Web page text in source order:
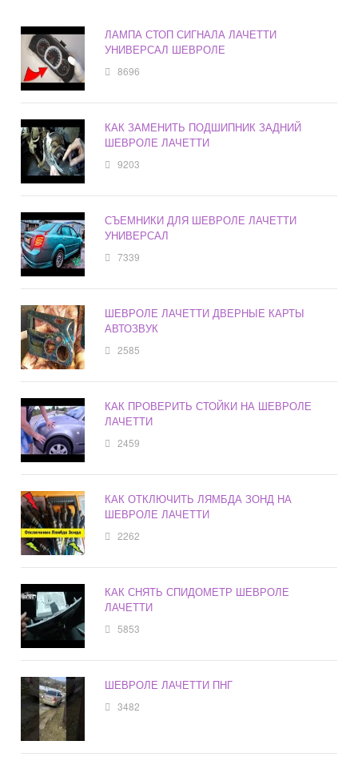
ЛАМПА СТОП СИГНАЛА ЛАЧЕТТИ
УНИВЕРСАЛ ШЕВРОЛЕ
8696
КАК ЗАМЕНИТЬ ПОДШИПНИК ЗАДНИЙ
ШЕВРОЛЕ ЛАЧЕТТИ
9203
СЪЕМНИКИ ДЛЯ ШЕВРОЛЕ ЛАЧЕТТИ
УНИВЕРСАЛ
7339
ШЕВРОЛЕ ЛАЧЕТТИ ДВЕРНЫЕ КАРТЫ
АВТОЗВУК
2585
КАК ПРОВЕРИТЬ СТОЙКИ НА ШЕВРОЛЕ
ЛАЧЕТТИ
2459
КАК ОТКЛЮЧИТЬ ЛЯМБДА ЗОНД НА
ШЕВРОЛЕ ЛАЧЕТТИ
2262
КАК СНЯТЬ СПИДОМЕТР ШЕВРОЛЕ
ЛАЧЕТТИ
5853
ШЕВРОЛЕ ЛАЧЕТТИ ПНГ
3482